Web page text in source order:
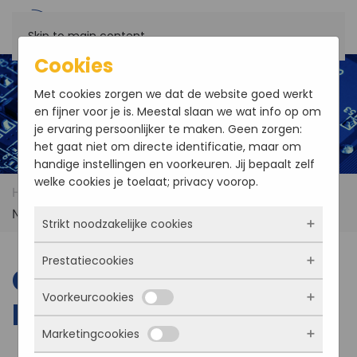
Skip to main content
Home Products
Communication and
Networking
Communication and
Networking
Cookies
Met cookies zorgen we dat de website goed werkt
en fijner voor je is. Meestal slaan we wat info op om
je ervaring persoonlijker te maken. Geen zorgen:
het gaat niet om directe identificatie, maar om
handige instellingen en voorkeuren. Jij bepaalt zelf
welke cookies je toelaat; privacy voorop.
Strikt noodzakelijke cookies
Deze cookies zorgen ervoor dat de website
überhaupt werkt. Ze zijn dus altijd actief en
kunnen niet worden uitgezet. Meestal worden
ze alleen geplaatst als jij iets doet, zoals
inloggen, een formulier invullen of je
Prestatiecookies
Met deze cookies zien we hoe vaak onze site
bezocht wordt, waar bezoekers vandaan
komen en welke pagina’s populair zijn. Zo
Voorkeurcookies
Deze cookies onthouden jouw voorkeuren.
Marketingcookies